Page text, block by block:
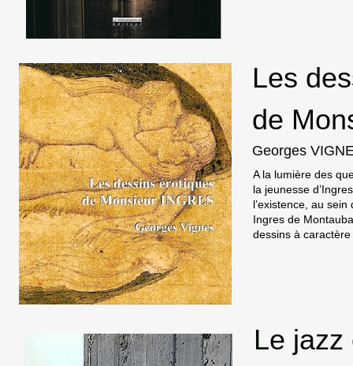
Les
de
Georges
A la lumière des
la jeunesse
l’existence, au
Ingres de
dessins à
Le jazz